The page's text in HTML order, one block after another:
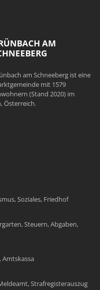
AM
am Schneeberg ist eine
mit 1579
(Stand 2020) im
Österreich.
Soziales, Friedhof
Steuern, Abgaben,
Strafregisterauszug